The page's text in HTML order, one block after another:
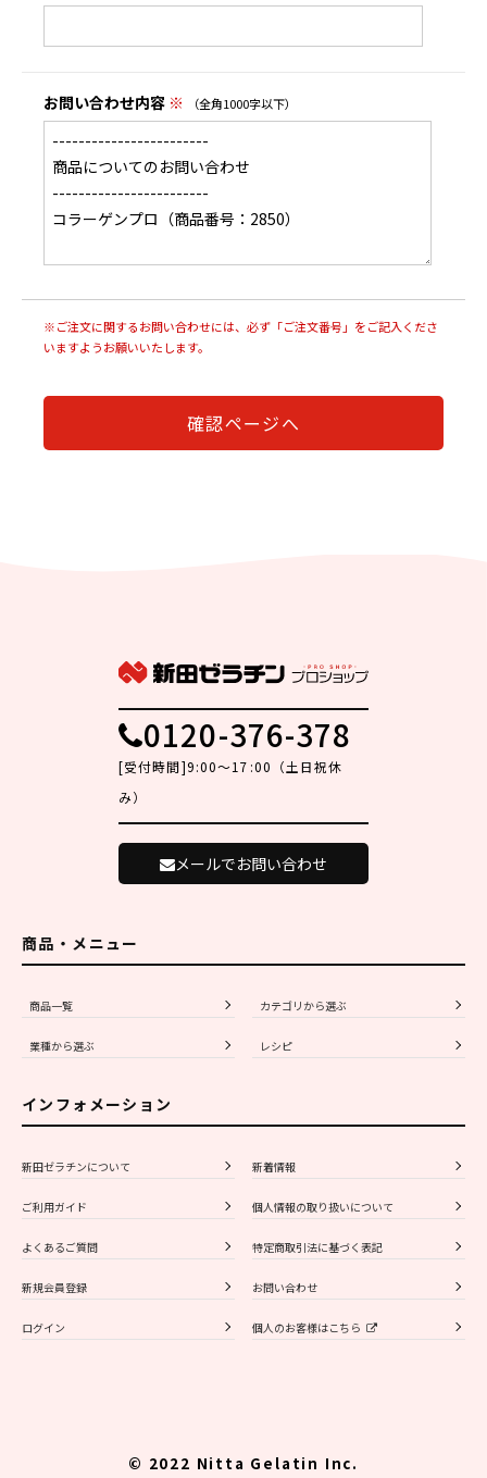
お問い合わせ内容 ※ （全角1000字以下）
※ご注文に関するお問い合わせには、必ず「ご注文番号」をご記入くださ
いますようお願いいたします。
0120-376-378
[受付時間]9:00～17:00（土日祝休
み）
メールでお問い合わせ
商品・メニュー
商品一覧 カテゴリから選ぶ
業種から選ぶ レシピ
インフォメーション
新田ゼラチンについて 新着情報
ご利用ガイド 個人情報の取り扱いについて
よくあるご質問 特定商取引法に基づく表記
新規会員登録 お問い合わせ
ログイン 個人のお客様はこちら
© 2022 Nitta Gelatin Inc.